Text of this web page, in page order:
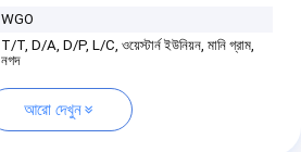
WGO
T/T, D/A, D/P, L/C, ওয়েস্টার্ন ইউনিয়ন, মানি গ্রাম,
নগদ
আরো দেখুন